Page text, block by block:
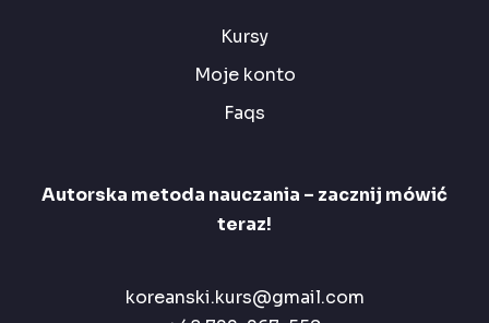
Kursy
Moje konto
Faqs
Autorska metoda nauczania – zacznij mówić
teraz!
koreanski.kurs@gmail.com